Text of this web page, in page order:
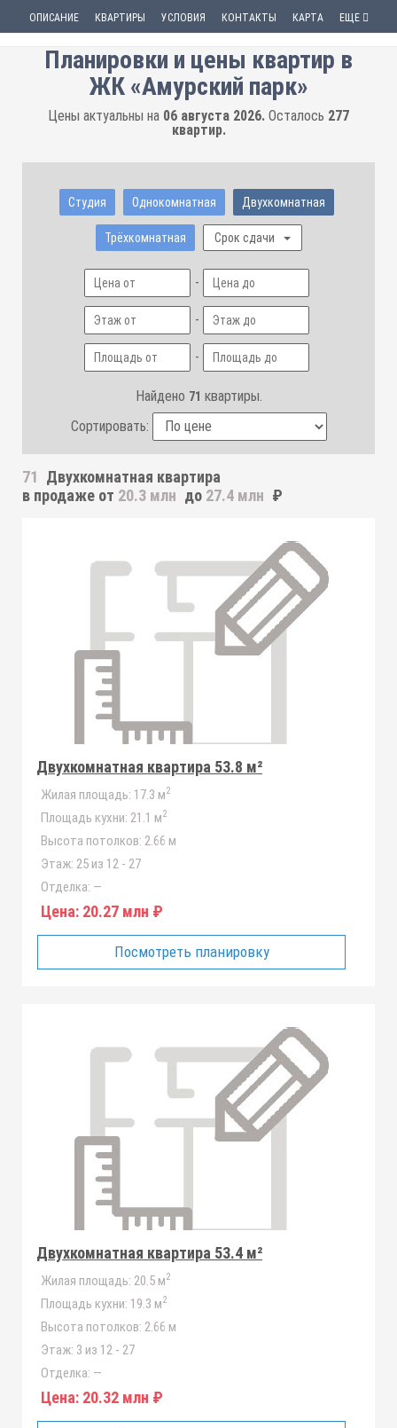
ОПИСАНИЕ КВАРТИРЫ УСЛОВИЯ КОНТАКТЫ КАРТА ЕЩЕ
Планировки и цены квартир в
ЖК «Амурский парк»
Цены актуальны на 06 августа 2026. Осталось 277
квартир.
Студия Однокомнатная Двухкомнатная
Трёхкомнатная Срок сдачи
-
-
-
Найдено 71 квартиры.
Сортировать:
71 Двухкомнатная квартира
в продаже от 20.3 млн до 27.4 млн ₽
Двухкомнатная квартира 53.8 м²
Жилая площадь: 17.3 м2
Площадь кухни: 21.1 м2
Высота потолков: 2.66 м
Этаж: 25 из 12 - 27
Отделка: —
Цена: 20.27 млн ₽
Посмотреть планировку
Двухкомнатная квартира 53.4 м²
Жилая площадь: 20.5 м2
Площадь кухни: 19.3 м2
Высота потолков: 2.66 м
Этаж: 3 из 12 - 27
Отделка: —
Цена: 20.32 млн ₽